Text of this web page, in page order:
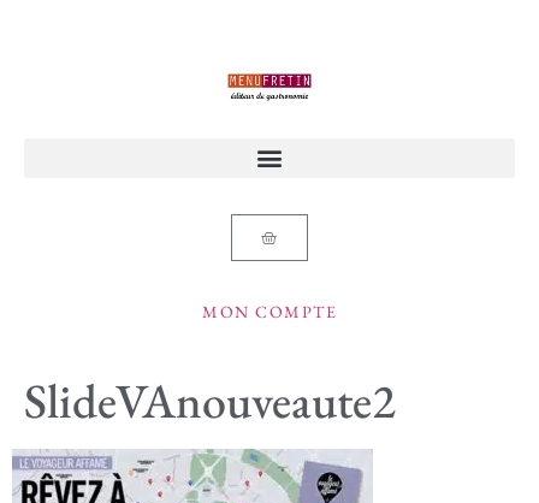
MON COMPTE
SlideVAnouveaute2